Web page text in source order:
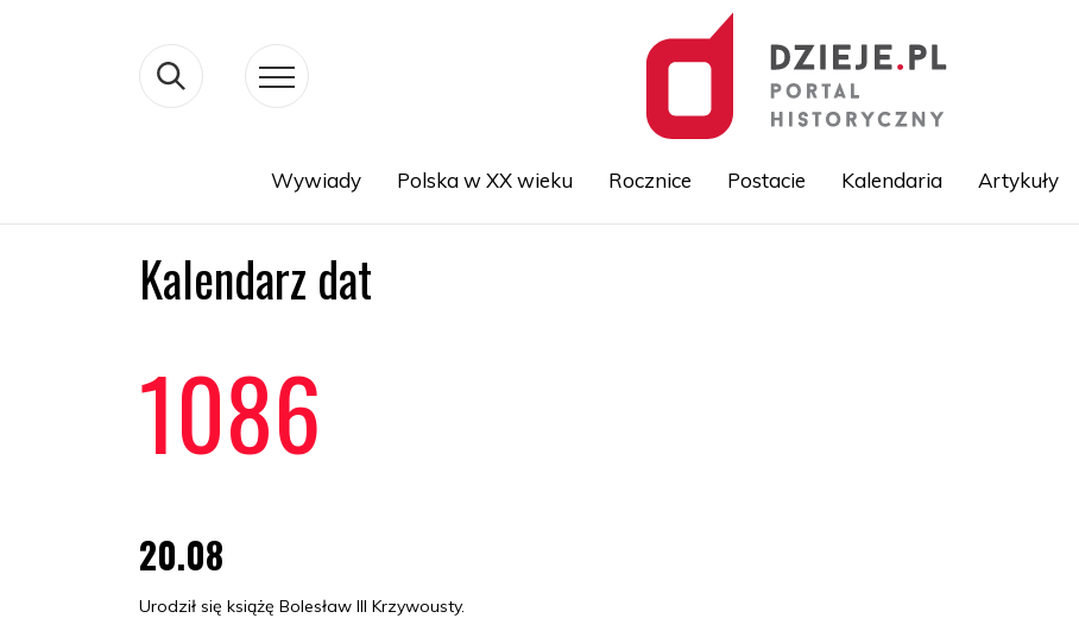
Wywiady Polska w XX wieku Rocznice Postacie Kalendaria Artykuły
Kalendarz dat
1086
20.08
Urodził się książę Bolesław III Krzywousty.